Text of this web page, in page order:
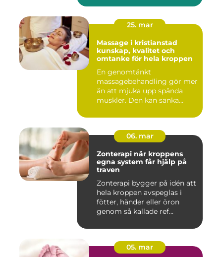
25. mar
Massage i kristianstad
kunskap, kvalitet och
omtanke för hela kroppen
En genomtänkt
massagebehandling gör mer
än att mjuka upp spända
muskler. Den kan sänka
06. mar
Zonterapi när kroppens
egna system får hjälp på
traven
Zonterapi bygger på idén att
hela kroppen avspeglas i
fötter, händer eller öron
genom så kallade ref...
05. mar